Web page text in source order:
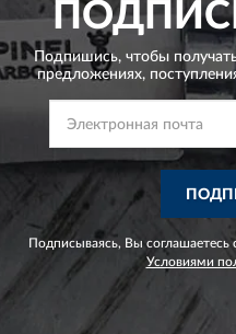
Подпишись, чтобы
предложениях,
Подписываясь, Вы соглашаетесь
Условиями